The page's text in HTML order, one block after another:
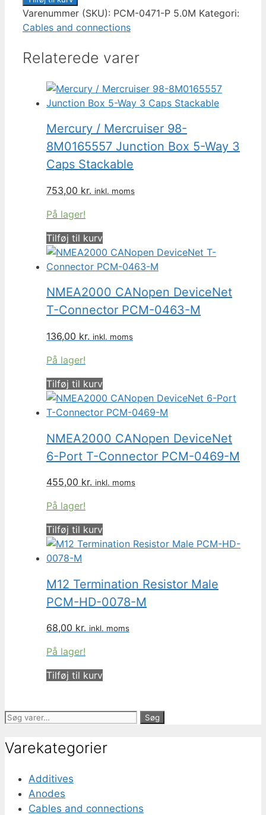
Power
Cable
Tee
0471-
Varenummer (SKU): PCM-0471-P 5.0M Kategori:
Cables and connections
Relaterede varer
Mercury / Mercruiser 98-
8M0165557 Junction Box 5-Way 3
Caps Stackable
753,00 kr. inkl. moms
På lager!
Tilføj til kurv
NMEA2000 CANopen DeviceNet
T-Connector PCM-0463-M
136,00 kr. inkl. moms
På lager!
Tilføj til kurv
NMEA2000 CANopen DeviceNet
6-Port T-Connector PCM-0469-M
455,00 kr. inkl. moms
På lager!
Tilføj til kurv
M12 Termination Resistor Male
PCM-HD-0078-M
68,00 kr. inkl. moms
På lager!
Tilføj til kurv
Søg
Søg
Varekategorier
Additives
Anodes
Cables and connections